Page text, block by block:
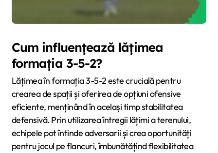
Cum influențează lățimea
formația 3-5-2?
Lățimea în formația 3-5-2 este crucială pentru
crearea de spații și oferirea de opțiuni ofensive
eficiente, menținând în același timp stabilitatea
defensivă. Prin utilizarea întregii lățimi a terenului,
echipele pot întinde adversarii și crea oportunități
pentru jocul pe flancuri, îmbunătățind flexibilitatea